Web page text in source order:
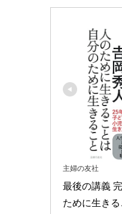
主婦の友社
最後の講義
ために生き